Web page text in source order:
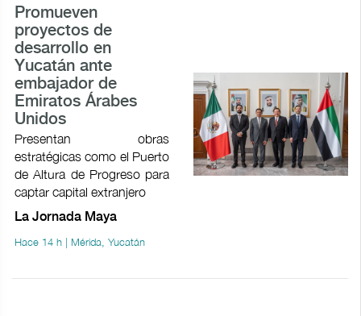
Promueven
proyectos de
desarrollo en
Yucatán ante
embajador de
Emiratos Árabes
Unidos
Presentan obras
estratégicas como el Puerto
de Altura de Progreso para
captar capital extranjero
La Jornada Maya
Hace 14 h | Mérida, Yucatán